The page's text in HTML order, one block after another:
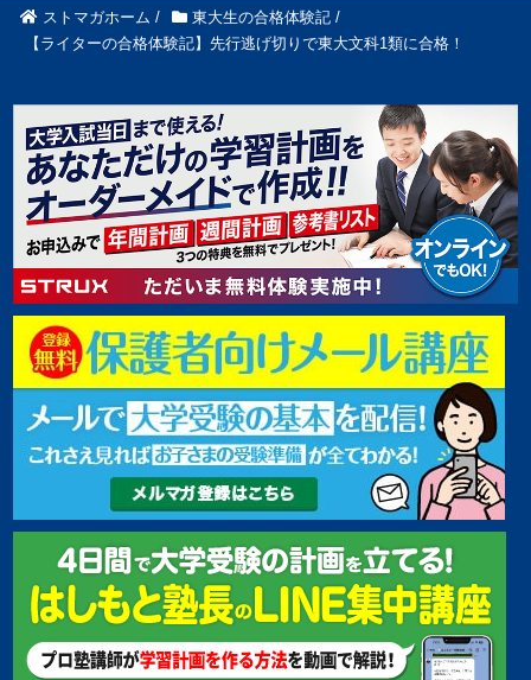
ストマガホーム / 東大生の合格体験記 /
【ライターの合格体験記】先行逃げ切りで東大文科1類に合格！